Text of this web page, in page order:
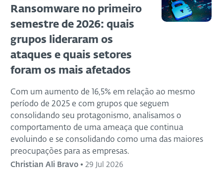
Ransomware no primeiro
semestre de 2026: quais
grupos lideraram os
ataques e quais setores
foram os mais afetados
Com um aumento de 16,5% em relação ao mesmo
período de 2025 e com grupos que seguem
consolidando seu protagonismo, analisamos o
comportamento de uma ameaça que continua
evoluindo e se consolidando como uma das maiores
preocupações para as empresas.
Christian Ali Bravo • 29 Jul 2026